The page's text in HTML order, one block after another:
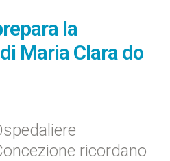
la
Maria Clara do
ricordano